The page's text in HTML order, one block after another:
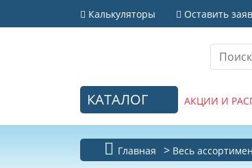
Калькуляторы Оставить
КАТАЛОГ АКЦИИ И
Главная Весь